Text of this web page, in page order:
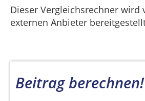
Dieser Vergleichsrechner wird
externen Anbieter
Beitrag berechnen!